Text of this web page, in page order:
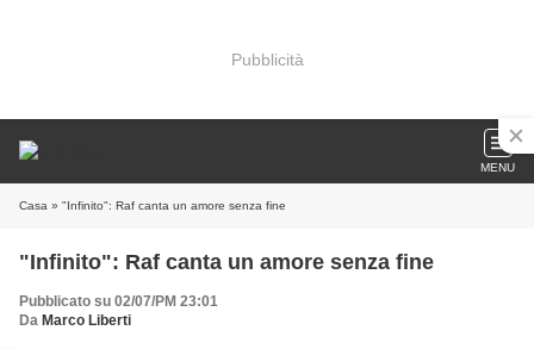
Pubblicità
MENU
Casa » "Infinito": Raf canta un amore senza fine
"Infinito": Raf canta un amore senza fine
Pubblicato su 02/07/PM 23:01
Da Marco Liberti